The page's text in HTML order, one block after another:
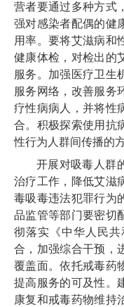
营者要通过多种方式
强对感染者配偶的健
用率。要将艾滋病和
健康体检，对检出的
服务。加强医疗卫生
服务网络，改善服务
疗性病病人，并将性
合。积极探索使用抗
性行为人群间传播的方
开展对吸毒人群
治疗工作，降低艾滋
毒吸毒违法犯罪行为
品监管等部门要密切
彻落实《中华人民
合，加强综合干预，
覆盖面。依托戒毒药
提高服务的可及性。
康复和戒毒药物维持